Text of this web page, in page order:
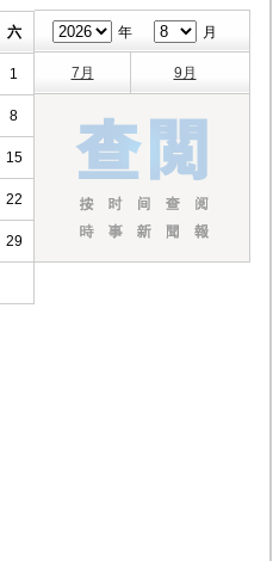
六
1
8
15
22
29
年 月
7月 9月